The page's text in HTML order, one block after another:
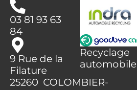
03 81 93 63
84
9 Rue de la
Filature
25260 COLOMBIER-
Recyclage
automobile